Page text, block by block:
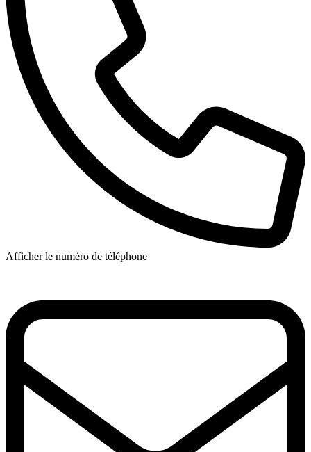
Afficher le numéro de téléphone